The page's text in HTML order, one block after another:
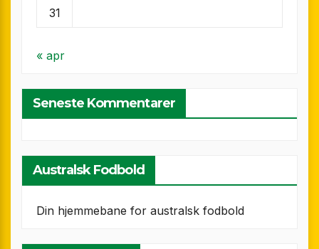
31
« apr
Seneste Kommentarer
Australsk Fodbold
Din hjemmebane for australsk fodbold